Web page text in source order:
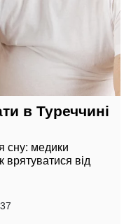
в Туреччині
сну: медики
врятуватися від